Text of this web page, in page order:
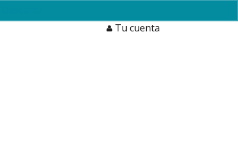
Tu cuenta